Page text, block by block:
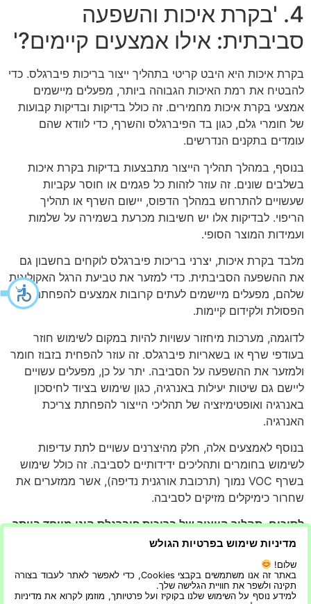
4. 'בקרת איכות והשפעה
סביבתית: אילו אמצעים קיימים?'
בקרת איכות היא היבט קריטי בתהליך ייצור בריכות פיברגלס. כדי
להבטיח את רמת האיכות הגבוהה ביותר, מפעלים מיישמים
אמצעי בקרת איכות מחמירים. זה כולל בדיקות ובדיקות קבועות
של חומרי גלם, כגון בד הפיברגלס והשרף, כדי לוודא שהם
עומדים בתקנים הנדרשים.
בנוסף, במהלך תהליך הייצור מתבצעות בדיקות בקרת איכות
בשלבים שונים. זה עוזר לזהות כל פגמים או חוסר עקביות
שעשויים להתרחש במהלך הדפוס, יישום השרף או תהליך
הריפוי. לבדיקות אלו יש חשיבות מכרעת בשמירה על שלמות
ועמידות המוצר הסופי.
מלבד בקרת איכות, יצרני בריכות פיברגלס לוקחים בחשבון גם
את ההשפעה הסביבתית. כדי למזער את טביעת הרגל האקולוגית
שלהם, מפעלים מיישמים לעתים קרובות אמצעים להפחתת
הפסולת ולקידום קיימות.
לדוגמה, מערכות מיחזור עשויות להיות במקום לשימוש חוזר
בעודפי שרף או בשאריות פיברגלס. זה עוזר להפחית בזבוז חומר
ולמזער את ההשפעה על הסביבה. יתר על כן, מפעלים עשויים
ליישם גם שיטות יעילות באנרגיה, כגון שימוש בציוד לחיסכון
באנרגיה ואופטימיזציה של תהליכי הייצור להפחתת צריכת
האנרגיה.
בנוסף לאמצעים אלה, חלק מהיצרנים עשויים לתת עדיפות
לשימוש בחומרים ותהליכים ידידותיים לסביבה. זה כולל שימוש
בשרף VOC נמוך (תרכובת אורגנית נדיפה), אשר ממזערים את
שחרור כימיקלים מזיקים לסביבה.
לסיכום, תהליך הייצור של בריכות פיברגלס הינו מיוחד ביותר
ודורש שילוב של עבודה מיומנת, מכונות מתקדמות ואמצעי
בקרת איכות קפדניים. בעוד שלתהליך יש השפעה סביבתית
מסוימת, מפעלים רבים מיישמים פרקטיקות בנות קיימא יותר
כדי למתן את ההשפעות הללו. התוצאה היא מוצר עמיד
מדיניות שימוש בפרטיות הגולש
שלום!
באתר זה אנו משתמשים בקבצי Cookies, כדי לאפשר לאתר לעבוד בצורה
תקינה ולשפר את חוויית הגלישה שלך.
למידע נוסף על השימוש שלנו בקוקיז ועל פרטיותך, מוזמן לקרוא את מדיניות